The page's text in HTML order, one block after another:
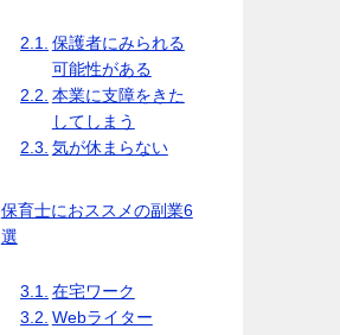
保護者にみられる
可能性がある
本業に支障をきた
してしまう
気が休まらない
保育士におススメの副業6
選
在宅ワーク
Webライター